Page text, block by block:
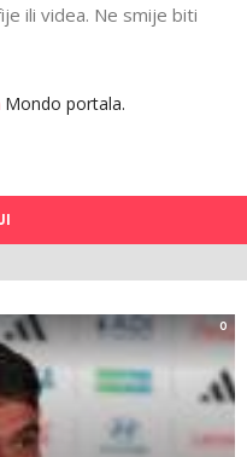
ili videa. Ne smije biti
Mondo portala.
0